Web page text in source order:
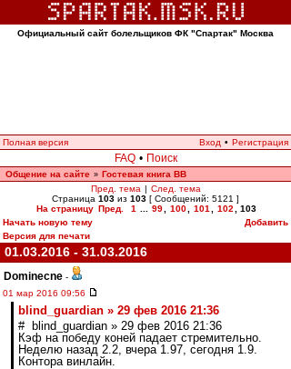
Официальный сайт болельщиков ФК "Спартак" Москва
Полная версия Вход • Регистрация
FAQ • Поиск
Общение на сайте » Гостевая книга ВВ
Пред. тема | След. тема
Страница 103 из 103 [ Сообщений: 5121 ]
На страницу Пред. 1 99 100 101 102
103
Начать новую тему
Добавить
Версия для печати
01.03.2016 - 31.03.2016
Dominecne -
01 мар 2016 09:56
blind_guardian » 29 фев 2016 21:36
# blind_guardian » 29 фев 2016 21:36
Кэф на победу коней падает стремительно.
Неделю назад 2.2, вчера 1.97, сегодня 1.9.
Контора винлайн.